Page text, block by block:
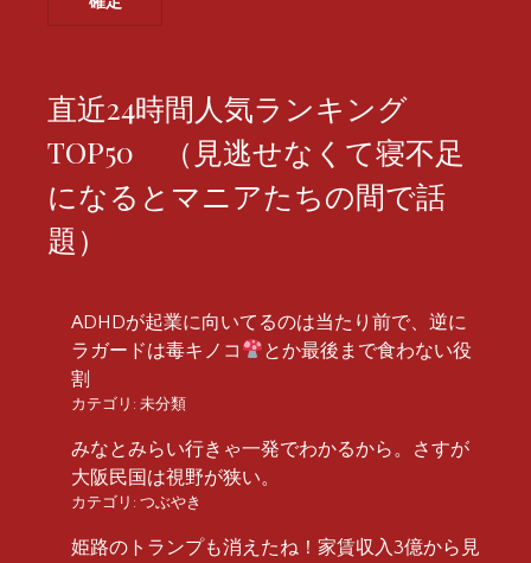
直近24時間人気ランキング
TOP50 （見逃せなくて寝不足
になるとマニアたちの間で話
題）
ADHDが起業に向いてるのは当たり前で、逆に
ラガードは毒キノコ
とか最後まで食わない役
割
カテゴリ: 未分類
みなとみらい行きゃ一発でわかるから。さすが
大阪民国は視野が狭い。
カテゴリ: つぶやき
姫路のトランプも消えたね！家賃収入3億から見